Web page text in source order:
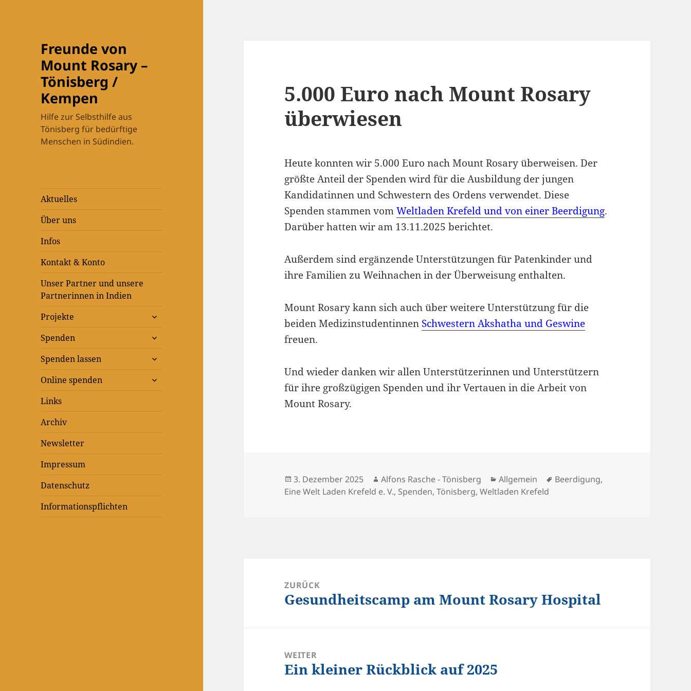
Freunde von
Mount Rosary –
Tönisberg /
Kempen
Hilfe zur Selbsthilfe aus
Tönisberg für bedürftige
Menschen in Südindien.
Aktuelles
Über uns
Infos
Kontakt & Konto
Unser Partner und unsere
Partnerinnen in Indien
Projekte
untermenü
Spenden
untermenü
Spenden lassen
untermenü
Online spenden
untermenü
Links
Archiv
Newsletter
Impressum
Datenschutz
Informationspflichten
5.000 Euro nach Mount Rosary
überwiesen
Heute konnten wir 5.000 Euro nach Mount Rosary überweisen. Der
größte Anteil der Spenden wird für die Ausbildung der jungen
Kandidatinnen und Schwestern des Ordens verwendet. Diese
Spenden stammen vomWeltladen Krefeld und von einer Beerdigung.
Darüber hatten wir am 13.11.2025 berichtet.
Außerdem sind ergänzende Unterstützungen für Patenkinder und
ihre Familien zu Weihnachen in der Überweisung enthalten.
Mount Rosary kann sich auch über weitere Unterstützung für die
beiden Medizinstudentinnen Schwestern Akshatha und Geswine
freuen.
Und wieder danken wir allen Unterstützerinnen und Unterstützern
für ihre großzügigen Spenden und ihr Vertauen in die Arbeit von
Mount Rosary.
Veröffentlicht
am
3. Dezember 2025 Autor
Alfons Rasche - Tönisberg Kategorien
Allgemein Schlagwörter
Beerdigung,
Eine Welt Laden Krefeld e. V., Spenden,Tönisberg,Weltladen Krefeld
ZURÜCK
Vorheriger
Gesundheitscamp am Mount Rosary Hospital
WEITER
Nächster
Ein kleiner Rückblick auf 2025